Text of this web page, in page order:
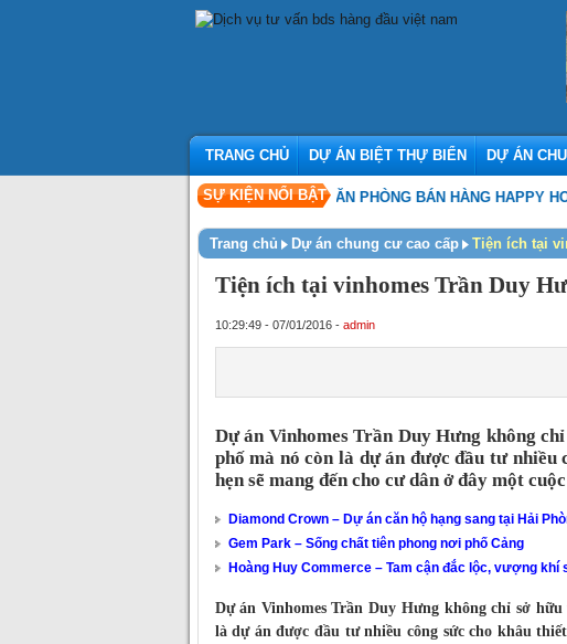
TRANG CHỦ DỰ ÁN BIỆT THỰ BIỂN DỰ ÁN
SỰ KIỆN NỔI BẬT
SỰ KIỆN KHAI TRƯƠNG VĂN PHÒNG BÁN HÀNG HAPPY HOME
Trang chủ Dự án chung cư cao cấp Tiện ích tại
Tiện ích tại vinhomes Trần Duy
10:29:49 - 07/01/2016 - admin
Dự án Vinhomes Trần Duy Hưng không
phố mà nó còn là dự án được đầu tư
hẹn sẽ mang đến cho cư dân ở đây một
Diamond Crown – Dự án căn hộ hạng sang tại Hải
Gem Park – Sống chất tiên phong nơi phố Cảng
Hoàng Huy Commerce – Tam cận đắc lộc, vượng khí
Dự án Vinhomes Trần Duy Hưng không chỉ sở
là dự án được đầu tư nhiều công sức cho khâu